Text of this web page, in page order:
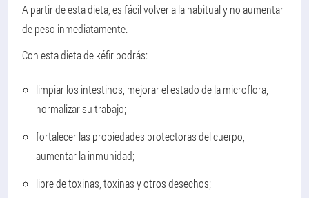
A partir de esta dieta, es fácil volver a la habitual y no aumentar
de peso inmediatamente.
Con esta dieta de kéfir podrás:
limpiar los intestinos, mejorar el estado de la microflora,
normalizar su trabajo;
fortalecer las propiedades protectoras del cuerpo,
aumentar la inmunidad;
libre de toxinas, toxinas y otros desechos;